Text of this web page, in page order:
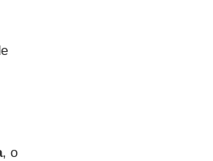
, o